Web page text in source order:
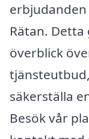
Rätan.
överblick
säkerställa
Besök vår